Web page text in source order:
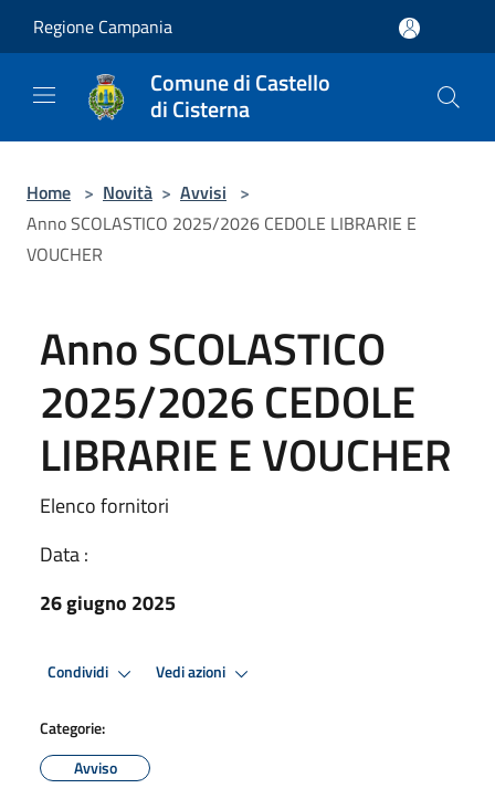
Regione Campania
Comune di Castello
di Cisterna
Home > Novità > Avvisi >
Anno SCOLASTICO 2025/2026 CEDOLE LIBRARIE E
VOUCHER
Anno SCOLASTICO
2025/2026 CEDOLE
LIBRARIE E VOUCHER
Elenco fornitori
Data :
26 giugno 2025
Condividi Vedi azioni
Categorie:
Avviso